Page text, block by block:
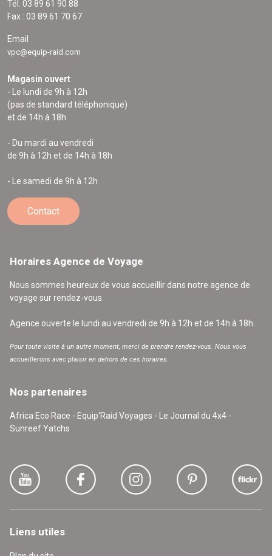
Tél. 03 89 61 90 88
Fax : 03 89 61 70 67
Email
vpc@equip-raid.com
Magasin ouvert
- Le lundi de 9h à 12h
(pas de standard téléphonique)
et de 14h à 18h
- Du mardi au vendredi
de 9h à 12h et de 14h à 18h
- Le samedi de 9h à 12h
Contact
Horaires Agence de Voyage
Nous sommes heureux de vous accueillir dans notre agence de
voyage sur rendez-vous.
Agence ouverte le lundi au vendredi de 9h à 12h et de 14h à 18h.
Pour toute visite à un autre moment, merci de prendre rendez-vous. Nous vous
accueillerons avec plaisir en dehors de ces horaires.
Nos partenaires
Africa Eco Race - Equip'Raid Voyages - Le Journal du 4x4 -
Sunreef Yatchs
Liens utiles